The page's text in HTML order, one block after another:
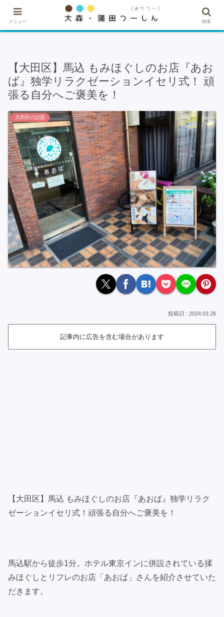
★記事・広告掲載希望はこちら★
【大田区】馬込 もみほぐしのお店『あお
ば』独学リラクゼーションイセリ式！ 頑
張る自分へご褒美を！
大田区の話題
2024.03.26
記事内に広告を含む場合があります
【大田区】馬込 もみほぐしのお店『あおば』独学リラク
ゼーションイセリ式！頑張る自分へご褒美を！
馬込駅から徒歩1分。ホテル東京インに併設されている揉
みほぐしとリフレのお店「あおば」さんを紹介させていた
だきます。
メニュー 検索